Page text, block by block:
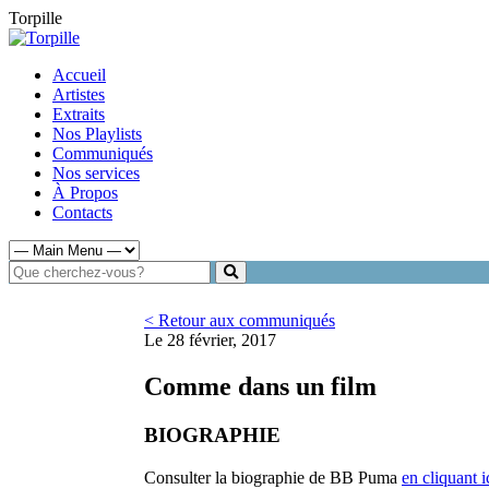
Torpille
Accueil
Artistes
Extraits
Nos Playlists
Communiqués
Nos services
À Propos
Contacts
< Retour aux communiqués
Le 28 février, 2017
Comme dans un film
BIOGRAPHIE
Consulter la biographie de BB Puma en cliquant